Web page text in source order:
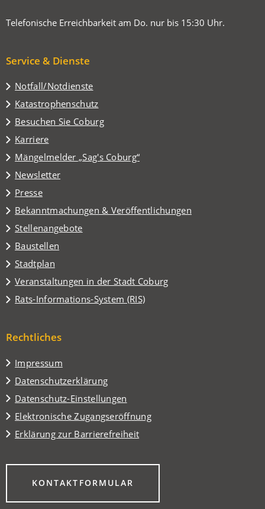
Telefonische Erreichbarkeit am Do. nur bis 15:30 Uhr.
Service & Dienste
Notfall/Notdienste
Katastrophenschutz
Besuchen Sie Coburg
(Öffnet
in
einem
neuen
Tab)
Karriere
Mängelmelder „Sag's Coburg“
(Öffnet
in
einem
neuen
Tab)
Newsletter
Presse
Bekanntmachungen & Veröffentlichungen
Stellenangebote
Baustellen
Stadtplan
(Öffnet
in
einem
neuen
Veranstaltungen in der Stadt Coburg
(Öffnet
in
einem
Tab)
Rats-Informations-System (RIS)
(Öffnet
neuen
Rechtliches
Impressum
Datenschutzerklärung
Datenschutz-Einstellungen
Elektronische Zugangseröffnung
Erklärung zur Barrierefreiheit
KONTAKTFORMULAR
(ÖFFNET
EINEM